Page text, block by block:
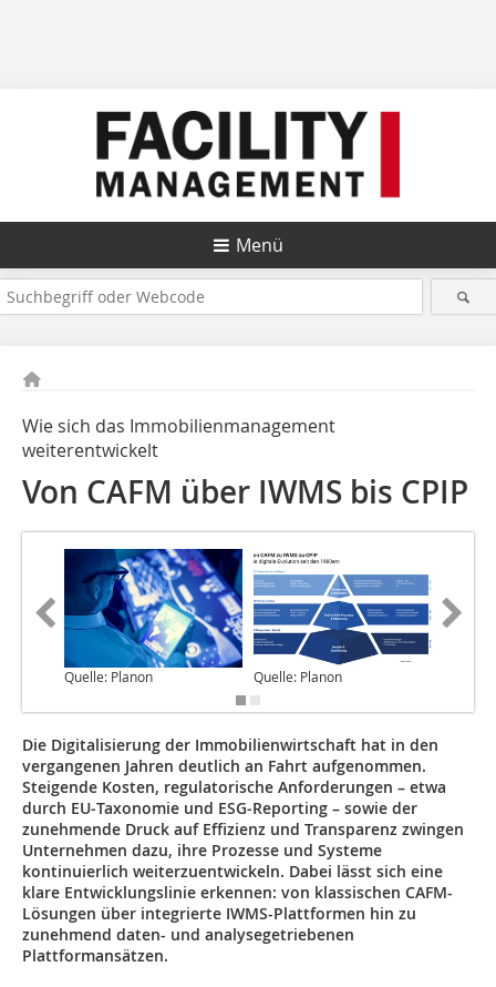
Menü
Wie sich das Immobilienmanagement
weiterentwickelt
Von CAFM über IWMS bis CPIP
Quelle: Planon Quelle: Planon
Die Digitalisierung der Immobilienwirtschaft hat in den
vergangenen ­Jahren deutlich an Fahrt aufgenommen.
Steigende Kosten, regulatorische Anforderungen – etwa
durch EU‑Taxonomie und ESG‑Reporting – sowie der
zunehmende Druck auf Effizienz und Transparenz zwingen
Unternehmen dazu, ihre Prozesse und Systeme
kontinuierlich weiterzuentwickeln. Dabei lässt sich eine
klare Entwicklungslinie erkennen: von klassischen CAFM-
Lösungen über integrierte IWMS-Plattformen hin zu
zunehmend daten- und analysegetriebenen
Plattformansätzen.